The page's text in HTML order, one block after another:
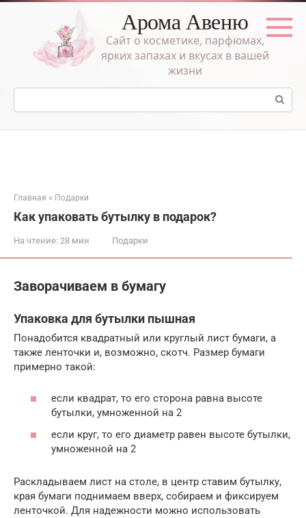
Перейти
Арома Авеню
Сайт о косметике, парфюмах,
ярких запахах и вкусах в вашей
жизни
Поиск:
Главная » Подарки
Как упаковать бутылку в подарок?
На чтение: 28 мин Подарки
Заворачиваем в бумагу
Упаковка для бутылки пышная
Понадобится квадратный или круглый лист бумаги, а
также ленточки и, возможно, скотч. Размер бумаги
примерно такой:
если квадрат, то его сторона равна высоте
бутылки, умноженной на 2
если круг, то его диаметр равен высоте бутылки,
умноженной на 2
Раскладываем лист на столе, в центр ставим бутылку,
края бумаги поднимаем вверх, собираем и фиксируем
ленточкой. Для надежности можно использовать